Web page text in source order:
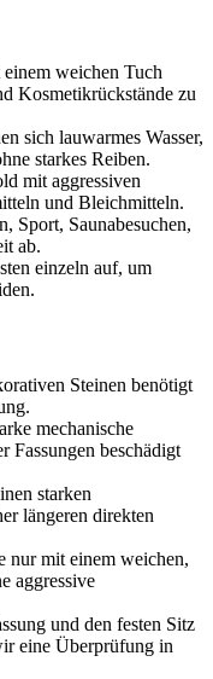
weichen Tuch
Kosmetikrückstände zu
sich lauwarmes Wasser,
starkes Reiben.
mit aggressiven
und Bleichmitteln.
Sport, Saunabesuchen,
ab.
einzeln auf, um
Steinen benötigt
mechanische
Fassungen beschädigt
starken
längeren direkten
nur mit einem weichen,
aggressive
und den festen Sitz
eine Überprüfung in